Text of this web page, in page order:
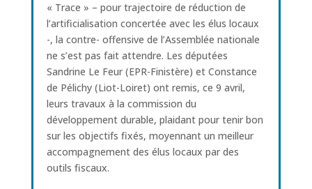
« Trace » – pour trajectoire de réduction de
l’artificialisation concertée avec les élus locaux
-, la contre- offensive de l’Assemblée nationale
ne s’est pas fait attendre. Les députées
Sandrine Le Feur (EPR-Finistère) et Constance
de Pélichy (Liot-Loiret) ont remis, ce 9 avril,
leurs travaux à la commission du
développement durable, plaidant pour tenir bon
sur les objectifs fixés, moyennant un meilleur
accompagnement des élus locaux par des
outils fiscaux.